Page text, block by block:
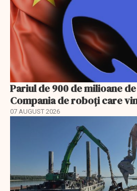
Pariul de 900 de milioane
Compania de roboți care
07 AUGUST 2026